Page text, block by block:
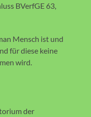
BVerfGE 63,
Mensch ist und
für diese keine
wird.
der